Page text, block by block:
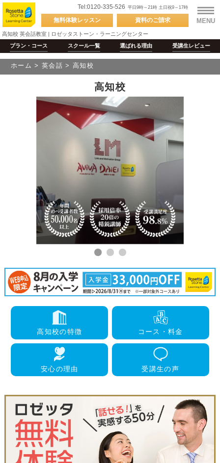
高知校 英会話教室 | ロゼッタストーン・ラーニングセンター
Tel:0120-335-526 平日9時～21時 土日祝9～17時
無料体験レッスン 資料のご請求
プラン・コース スクール一覧 選ばれる理由 受講生レビュー
MENU
ホーム > 英会話 > 高知校
高知校
高知校の特徴 コース・料金
安心の理由 受講生の声